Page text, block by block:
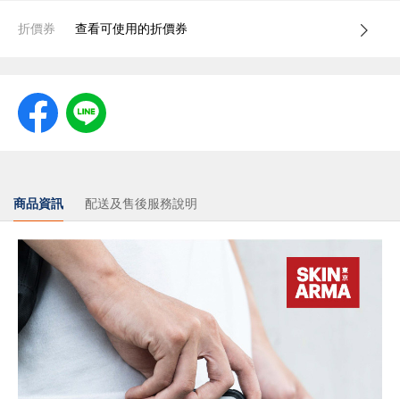
折價券 查看可使用的折價券
商品資訊 配送及售後服務說明